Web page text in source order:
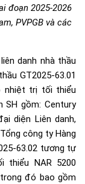
đoạn 2025-2026
PVPGB và các
danh nhà thầu
GT2025-63.01
nhiệt trị tối thiểu
SH gồm: Century
diện Liên danh,
công ty Hàng
63.02 tương tự
thiểu NAR 5200
đó bao gồm